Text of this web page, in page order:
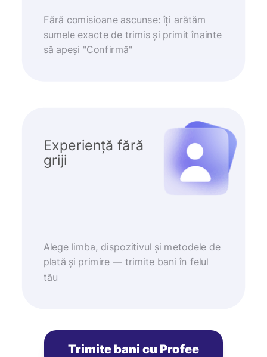
Fără comisioane ascunse: îți arătăm
sumele exacte de trimis și primit înainte
să apeși "Confirmă"
Experiență fără
griji
Alege limba, dispozitivul și metodele de
plată și primire — trimite bani în felul
tău
Trimite bani cu Profee